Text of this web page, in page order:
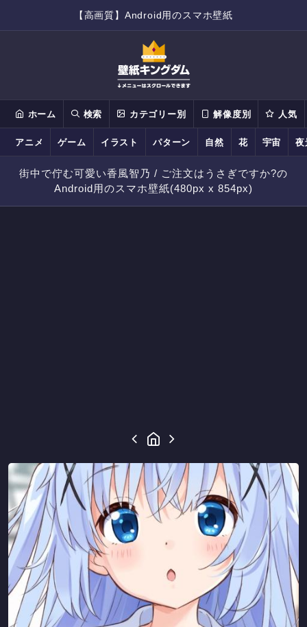
【高画質】Android用のスマホ壁紙
ホーム 検索 カテゴリー別 解像度別 人気
アニメ ゲーム イラスト パターン 自然 花 宇宙 夜
街中で佇む可愛い香風智乃 / ご注文はうさぎですか?の
Android用のスマホ壁紙(480px x 854px)